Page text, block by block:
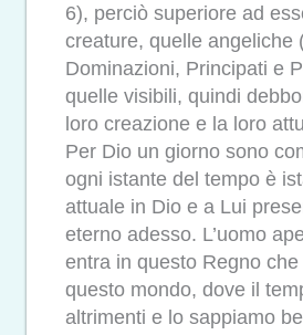
6), perciò superiore ad
creature, quelle angeliche
Dominazioni, Principati e
quelle visibili, quindi
loro creazione e la loro
Per Dio un giorno sono
ogni istante del tempo è
attuale in Dio e a Lui
eterno adesso. L’uomo
entra in questo Regno che
questo mondo, dove il
altrimenti e lo sappiamo